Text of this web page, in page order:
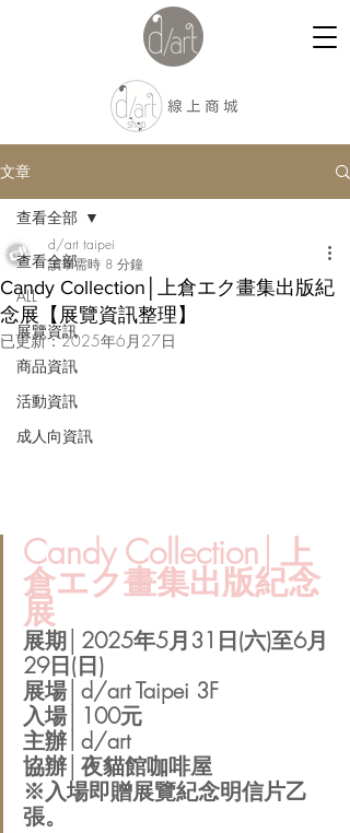
文章
查看全部
ALL
展覽資訊
商品資訊
活動資訊
成人向資訊
查看全部
Candy Collection│上倉エク畫集出版紀
念展【展覽資訊整理】
d/art taipei
讀畢需時 8 分鐘
已更新：2025年6月27日
Candy Collection│上
倉エク畫集出版紀念
展
展期│2025年5月31日(六)至6月
29日(日)
展場│d/art Taipei 3F
入場│100元
主辦│d/art
協辦│夜貓館咖啡屋
※入場即贈展覽紀念明信片乙
張。